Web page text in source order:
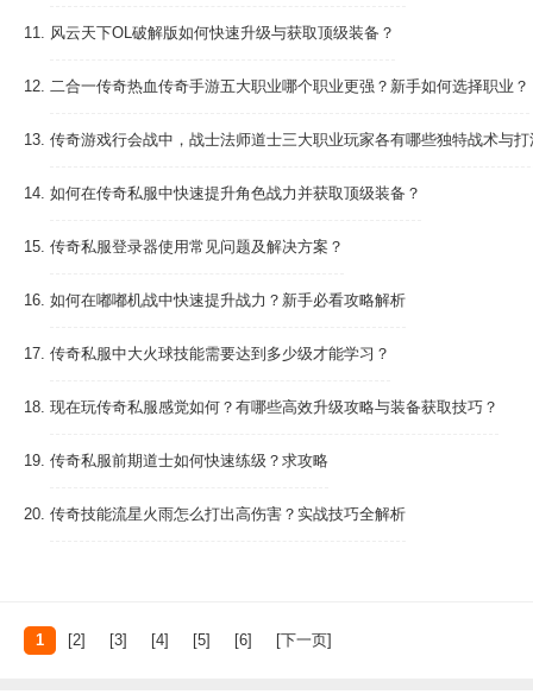
11. 风云天下OL破解版如何快速升级与获取顶级装备？
12. 二合一传奇热血传奇手游五大职业哪个职业更强？新手如何选择职业？
13. 传奇游戏行会战中，战士法师道士三大职业玩家各有哪些独特战术与打
14. 如何在传奇私服中快速提升角色战力并获取顶级装备？
15. 传奇私服登录器使用常见问题及解决方案？
16. 如何在嘟嘟机战中快速提升战力？新手必看攻略解析
17. 传奇私服中大火球技能需要达到多少级才能学习？
18. 现在玩传奇私服感觉如何？有哪些高效升级攻略与装备获取技巧？
19. 传奇私服前期道士如何快速练级？求攻略
20. 传奇技能流星火雨怎么打出高伤害？实战技巧全解析
1 [2] [3] [4] [5] [6] [下一页]